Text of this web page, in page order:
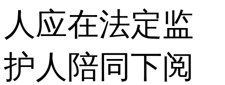
人应在法定监
护人陪同下阅